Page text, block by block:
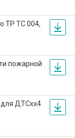
ТР ТС 004,
пожарной
для ДТСхх4